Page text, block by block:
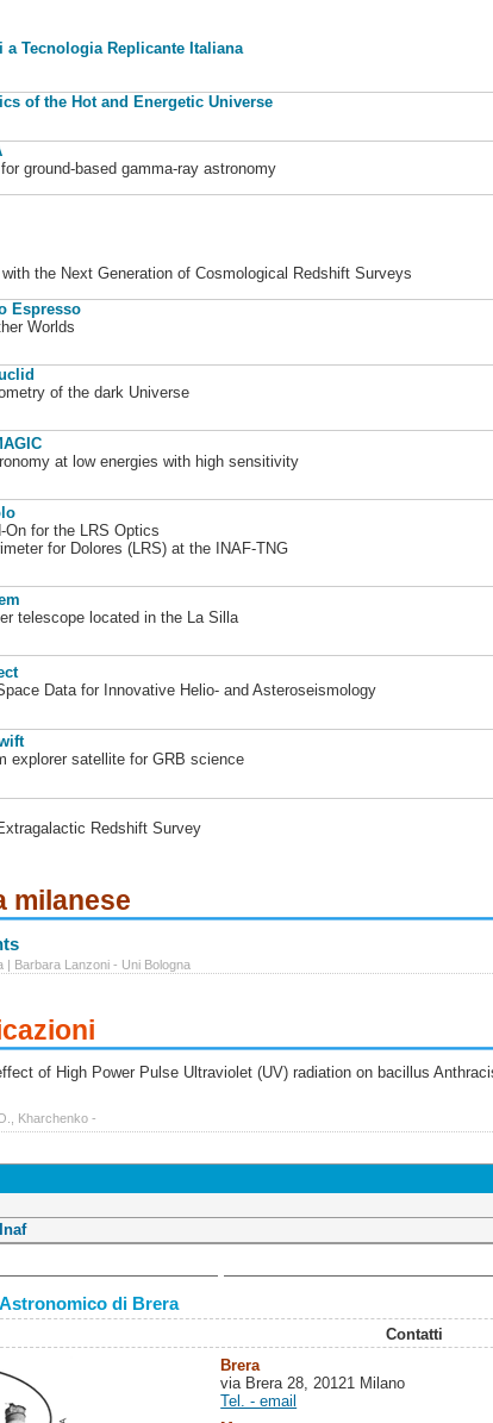
Tecnologia Replicante Italiana
of the Hot and Energetic Universe
ground-based gamma-ray astronomy
with the Next Generation of Cosmological Redshift Surveys
Espresso
Worlds
of the dark Universe
at low energies with high sensitivity
On for the LRS Optics
for Dolores (LRS) at the INAF-TNG
telescope located in the La Silla
Data for Innovative Helio- and Asteroseismology
explorer satellite for GRB science
Redshift Survey
milanese
| Barbara Lanzoni - Uni Bologna
of High Power Pulse Ultraviolet (UV) radiation on bacillus
Kharchenko -
di Brera
Contatti
Brera
via Brera 28, 20121 Milano
Tel. - email